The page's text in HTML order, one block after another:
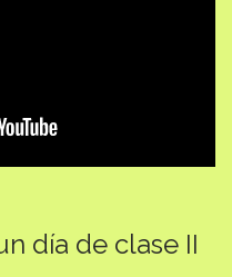
día de clase II